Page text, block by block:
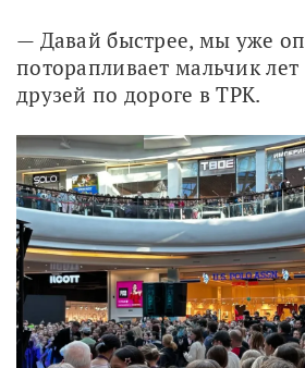
— Давай быстрее, мы уже
поторапливает мальчик
друзей по дороге в ТРК.